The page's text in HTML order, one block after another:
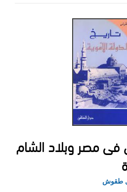
فى مصر وبلاد الشام
طقوش